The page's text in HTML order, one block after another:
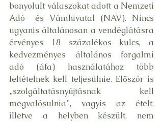
bonyolult válaszokat adott a Nemzeti
Adó- és Vámhivatal (NAV). Nincs
ugyanis általánosan a vendéglátásra
érvényes 18 százalékos kulcs, a
kedvezményes általános forgalmi
adó (áfa) használatához több
feltételnek kell teljesülnie. Először is
„szolgáltatásnyújtásnak kell
megvalósulnia”, vagyis az ételt,
illetve a helyben készült, nem